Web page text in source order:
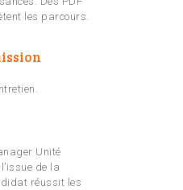
les parcours.
Unité
de la
réussit les